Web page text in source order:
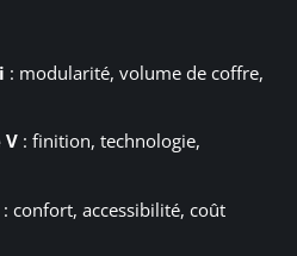
: modularité, volume de coffre,
V : finition, technologie,
: confort, accessibilité, coût